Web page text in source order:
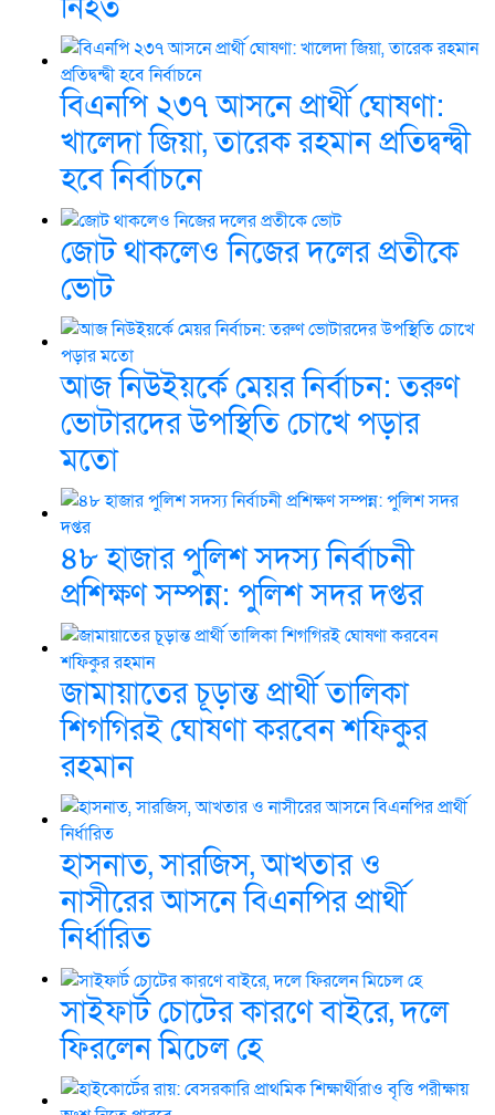
নিহত
বিএনপি ২৩৭ আসনে প্রার্থী ঘোষণা:
খালেদা জিয়া, তারেক রহমান প্রতিদ্বন্দ্বী
হবে নির্বাচনে
জোট থাকলেও নিজের দলের প্রতীকে
ভোট
আজ নিউইয়র্কে মেয়র নির্বাচন: তরুণ
ভোটারদের উপস্থিতি চোখে পড়ার
মতো
৪৮ হাজার পুলিশ সদস্য নির্বাচনী
প্রশিক্ষণ সম্পন্ন: পুলিশ সদর দপ্তর
জামায়াতের চূড়ান্ত প্রার্থী তালিকা
শিগগিরই ঘোষণা করবেন শফিকুর
রহমান
হাসনাত, সারজিস, আখতার ও
নাসীরের আসনে বিএনপির প্রার্থী
নির্ধারিত
সাইফার্ট চোটের কারণে বাইরে, দলে
ফিরলেন মিচেল হে